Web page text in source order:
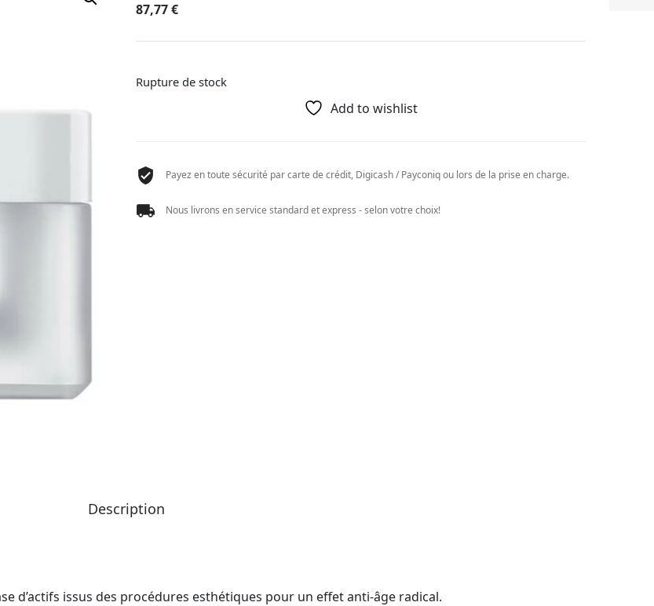
87,77€
Rupture de stock
Add to wishlist
Payez en toute sécurité par carte de crédit, Digicash / Payconiq ou lors de la prise en charge.
Nous livrons en service standard et express - selon votre choix!
Description
d’actifs issus des procédures esthétiques pour un effet anti-âge radical.